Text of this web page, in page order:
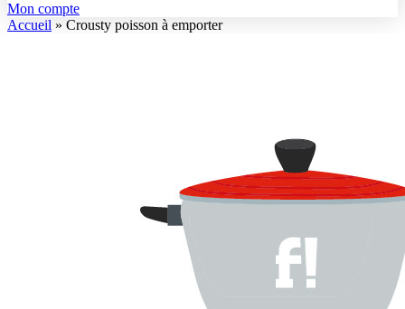
Mon compte
Accueil » Crousty poisson à emporter